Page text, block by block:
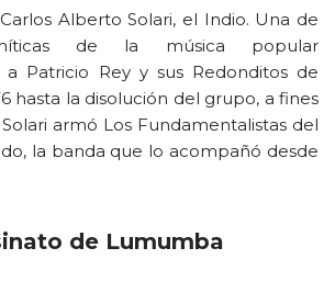
Alberto Solari, el Indio. Una de
de la música popular
a Patricio Rey y sus Redonditos de
hasta la disolución del grupo, a fines
armó Los Fundamentalistas del
la banda que lo acompañó desde
de Lumumba